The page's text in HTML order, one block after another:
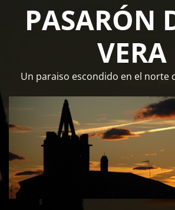
PASARÓN
VERA
Un paraiso escondido en el norte